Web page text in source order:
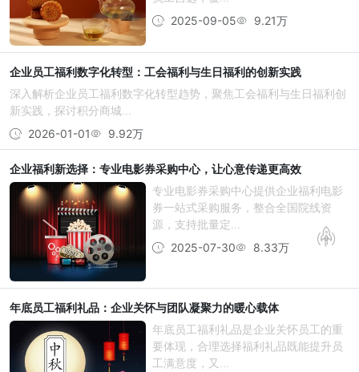
2025-09-05
9.21万
企业员工福利数字化转型：工会福利与生日福利的创新实践
深入解析企业员工福利数字化转型趋势，聚焦工会福利与生日福利创
新实践，探讨积分商城...
2026-01-01
9.92万
企业福利新选择：专业电影券采购中心，让心意传递更高效
专业电影券采购中心提供企业福利电影
券一站式采购服务，整合全国院线资
源，支持批量定...
2025-07-30
8.33万
年底员工福利礼品：企业关怀与团队凝聚力的暖心载体
年底员工福利礼品是企业关怀员工的重
要体现，合理选择福利礼品既能提升员
工满意度，又...